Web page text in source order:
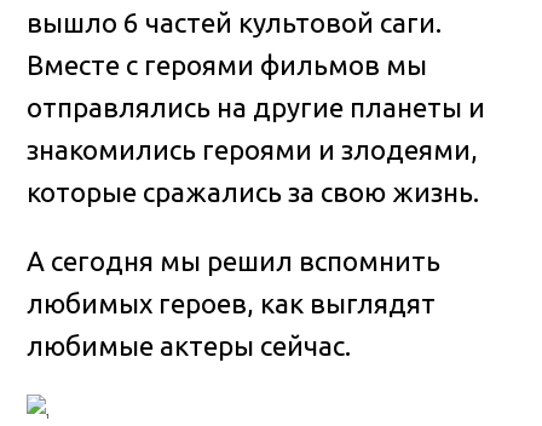
вышло 6 частей культовой саги.
Вместе с героями фильмов мы
отправлялись на другие планеты и
знакомились героями и злодеями,
которые сражались за свою жизнь.
А сегодня мы решил вспомнить
любимых героев, как выглядят
любимые актеры сейчас.